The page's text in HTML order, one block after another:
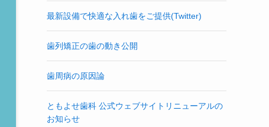
最新設備で快適な入れ歯をご提供(Twitter)
歯列矯正の歯の動き公開
歯周病の原因論
ともよせ歯科 公式ウェブサイトリニューアルの
お知らせ